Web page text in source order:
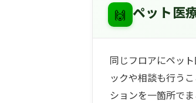
🙌 ペット医
同じフロアにペッ
ックや相談も行う
ションを一箇所で